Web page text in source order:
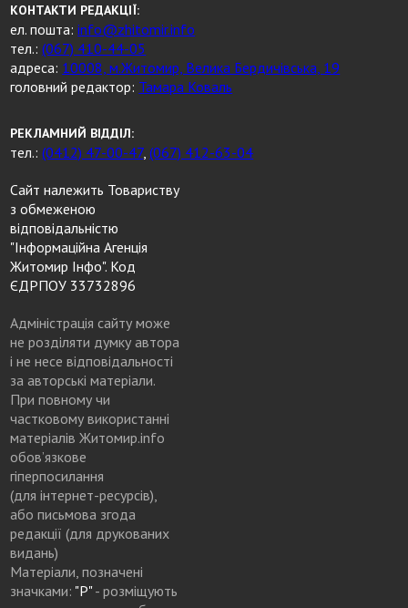
КОНТАКТИ РЕДАКЦІЇ:
ел. пошта:info@zhitomir.info
тел.:(067) 410-44-05
адреса: 10008, м.Житомир, Велика Бердичівська, 19
головний редактор: Тамара Коваль
РЕКЛАМНИЙ ВІДДІЛ:
тел.:(0412) 47-00-47,(067) 412-63-04
Сайт належить Товариству
з обмеженою
відповідальністю
"Інформаційна Агенція
Житомир Інфо". Код
ЄДРПОУ 33732896
Адміністрація сайту може
не розділяти думку автора
і не несе відповідальності
за авторські матеріали.
При повному чи
частковому використанні
матеріалів Житомир.info
обов’язкове
гіперпосилання
(для інтернет-ресурсів),
або письмова згода
редакції (для друкованих
видань)
Матеріали, позначені
значками: "Р"- розміщують